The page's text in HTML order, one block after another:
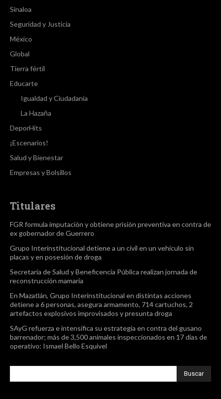
Sinaloa
Seguridad y Justicia
México
Global
Tierra fértil
Educarte
Igualdad y Ciudadanía
La Hazaña
DeporHits
¡Escenarios!
Salud y Bienestar
Empresas y Bolsillos
Titulares
FGR formula imputación y obtiene prisión preventiva en contra de
ex gobernador de Guerrero
Grupo Interinstitucional detiene a un civil en un vehículo sin
placas y en posesión de droga
Secretaría de Salud y Beneficencia Pública realizan jornada de
reconstrucción mamaria
En Mazatlán, Grupo Interinstitucional en distintas acciones
detiene a 6 personas, asegura armamento, 714 cartuchos, 2
artefactos explosivos improvisados y presunta droga
SAyG refuerza e intensifica su estrategia en contra del gusano
barrenador; más de 3,500 animales inspeccionados en 17 días de
operativo: Ismael Bello Esquivel
Buscar